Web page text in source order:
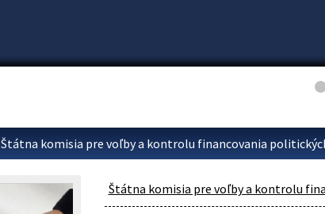
Štátna komisia pre voľby a kontrolu financovania
Štátna komisia pre voľby a kontrolu